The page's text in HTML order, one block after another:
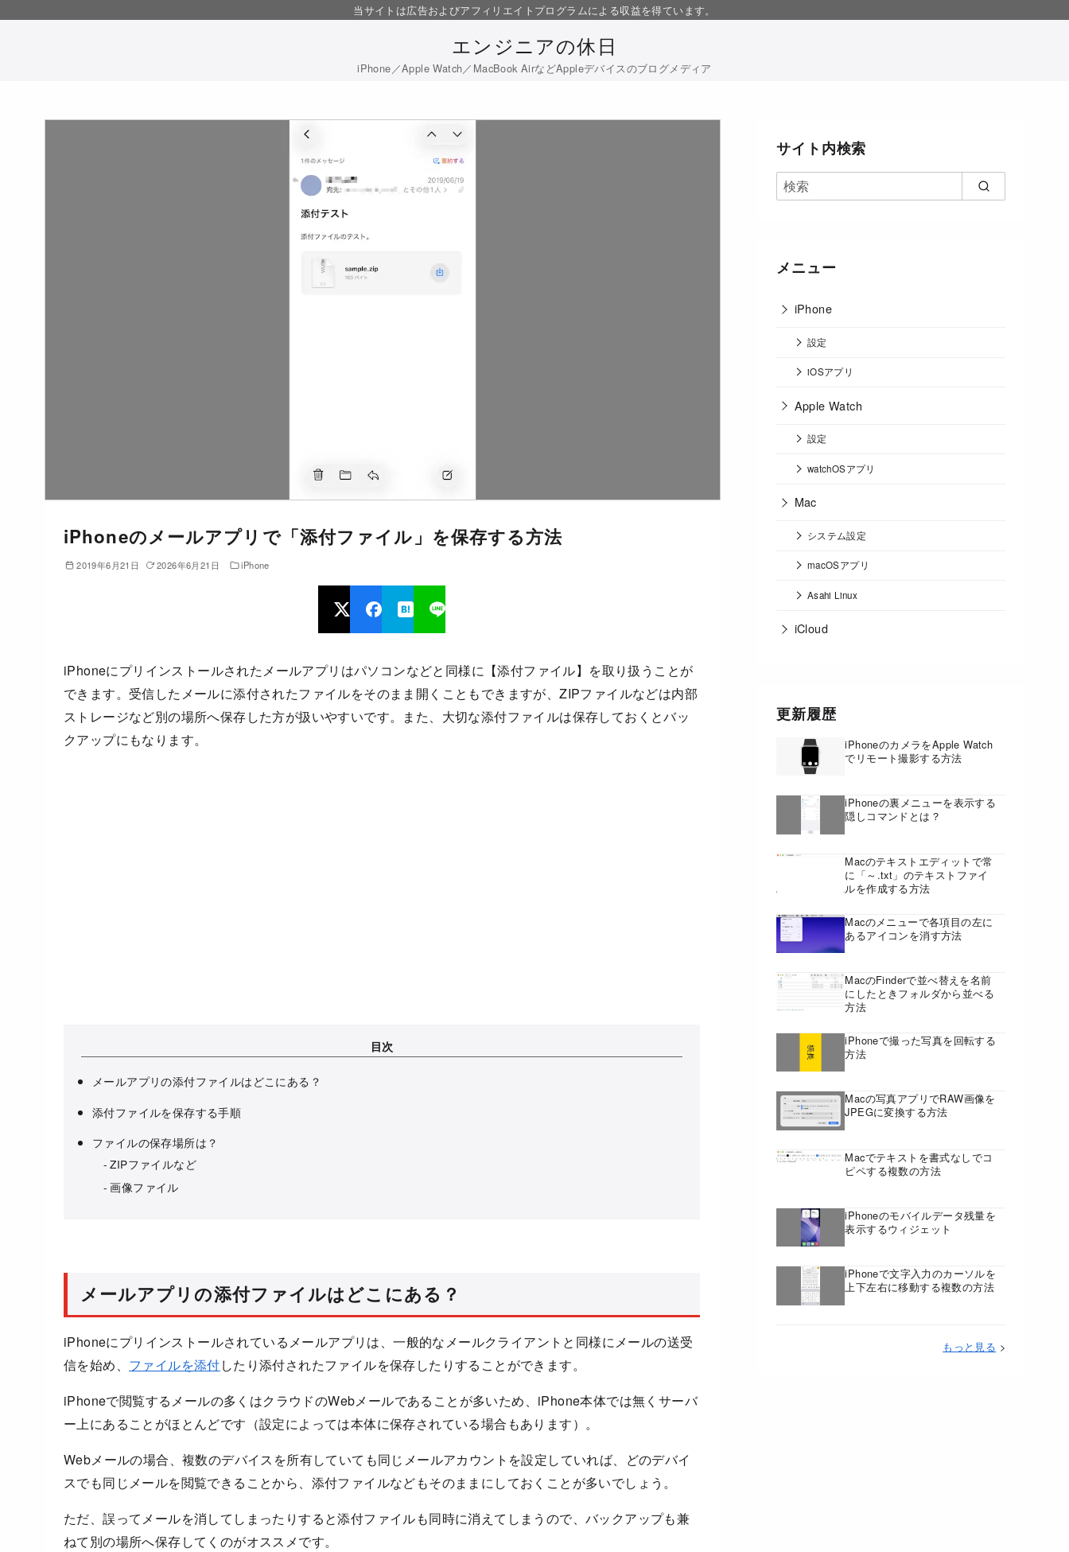
当サイトは広告およびアフィリエイトプログラムによる収益を得ています。
エンジニアの休日
iPhone／Apple Watch／MacBook AirなどAppleデバイスのブログメディア
iPhoneのメールアプリで「添付ファイル」を保存する方法
2019年6月21日 2026年6月21日 iPhone
iPhoneにプリインストールされたメールアプリはパソコンなどと同様に【添付ファイル】を取り扱うことが
できます。受信したメールに添付されたファイルをそのまま開くこともできますが、ZIPファイルなどは内部
ストレージなど別の場所へ保存した方が扱いやすいです。また、大切な添付ファイルは保存しておくとバッ
クアップにもなります。
目次
メールアプリの添付ファイルはどこにある？
添付ファイルを保存する手順
ファイルの保存場所は？
ZIPファイルなど
画像ファイル
メールアプリの添付ファイルはどこにある？
iPhoneにプリインストールされているメールアプリは、一般的なメールクライアントと同様にメールの送受
信を始め、 ファイルを添付したり添付されたファイルを保存したりすることができます。
iPhoneで閲覧するメールの多くはクラウドのWebメールであることが多いため、iPhone本体では無くサーバ
ー上にあることがほとんどです（設定によっては本体に保存されている場合もあります）。
Webメールの場合、複数のデバイスを所有していても同じメールアカウントを設定していれば、どのデバイ
スでも同じメールを閲覧できることから、添付ファイルなどもそのままにしておくことが多いでしょう。
ただ、誤ってメールを消してしまったりすると添付ファイルも同時に消えてしまうので、バックアップも兼
ねて別の場所へ保存してくのがオススメです。
サイト内検索
メニュー
iPhone
設定
iOSアプリ
Apple Watch
設定
watchOSアプリ
Mac
システム設定
macOSアプリ
Asahi Linux
iCloud
更新履歴
iPhoneのカメラをApple Watch
でリモート撮影する方法
iPhoneの裏メニューを表示する
隠しコマンドとは？
Macのテキストエディットで常
に「～.txt」のテキストファイ
ルを作成する方法
Macのメニューで各項目の左に
あるアイコンを消す方法
MacのFinderで並べ替えを名前
にしたときフォルダから並べる
方法
iPhoneで撮った写真を回転する
方法
Macの写真アプリでRAW画像を
JPEGに変換する方法
Macでテキストを書式なしでコ
ピペする複数の方法
iPhoneのモバイルデータ残量を
表示するウィジェット
iPhoneで文字入力のカーソルを
上下左右に移動する複数の方法
もっと見る >